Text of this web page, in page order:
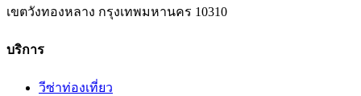
เขตวังทองหลาง กรุงเทพมหานคร 10310
บริการ
วีซ่าท่องเที่ยว